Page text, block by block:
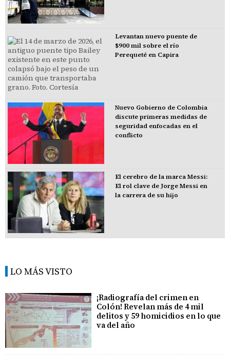
Levantan nuevo puente de
$900 mil sobre el río
Perequeté en Capira
Nuevo Gobierno de Colombia
discute primeras medidas de
seguridad enfocadas en el
conflicto
El cerebro de la marca Messi:
El rol clave de Jorge Messi en
la carrera de su hijo
LO MÁS VISTO
¡Radiografía del crimen en
Colón! Revelan más de 4 mil
delitos y 59 homicidios en lo que
va del año